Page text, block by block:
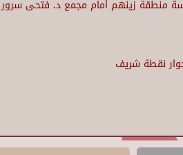
منطقة زينهم أمام مجمع د. فتحى سرور